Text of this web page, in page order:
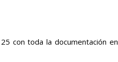
con toda la documentación en